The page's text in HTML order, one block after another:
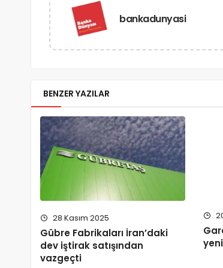
bankadunyasi
BENZER YAZILAR
28 Kasım 2025
Gübre Fabrikaları İran’daki
dev iştirak satışından
vazgeçti